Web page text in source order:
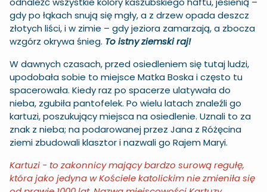
gdy po łąkach snują się mgły, a z drzew opada deszcz
złotych liści, i w zimie – gdy jeziora zamarzają, a zbocza
wzgórz okrywa śnieg. To istny ziemski raj!
W dawnych czasach, przed osiedleniem się tutaj ludzi,
upodobała sobie to miejsce Matka Boska i często tu
spacerowała. Kiedy raz po spacerze ulatywała do
nieba, zgubiła pantofelek. Po wielu latach znaleźli go
kartuzi, poszukujący miejsca na osiedlenie. Uznali to za
znak z nieba; na podarowanej przez Jana z Różęcina
ziemi zbudowali klasztor i nazwali go Rajem Maryi.
Kartuzi - to zakonnicy mający bardzo surową regułę,
która jako jedyna w Kościele katolickim nie zmieniła się